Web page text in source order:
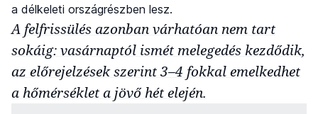
a délkeleti országrészben lesz.
A felfrissülés azonban várhatóan nem tart
sokáig: vasárnaptól ismét melegedés kezdődik,
az előrejelzések szerint 3–4 fokkal emelkedhet
a hőmérséklet a jövő hét elején.